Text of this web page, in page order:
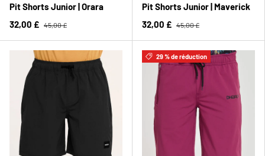
Pit Shorts Junior | Orara
32,00 £ 45,00 £
Pit Shorts Junior | Maverick
32,00 £ 45,00 £
29 % de réduction